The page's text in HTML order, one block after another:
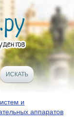
и
аппаратов